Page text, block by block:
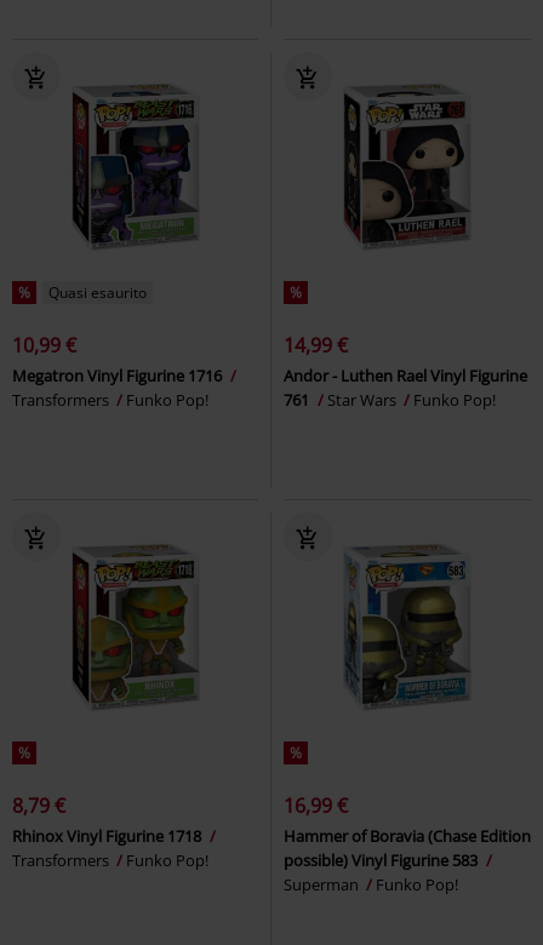
% Quasi esaurito
10,99 €
Megatron Vinyl Figurine 1716
Transformers
Funko Pop!
%
14,99 €
Andor - Luthen Rael Vinyl Figurine
761
Star Wars Funko Pop!
%
8,79 €
Rhinox Vinyl Figurine 1718
Transformers
Funko Pop!
%
16,99 €
Hammer of Boravia (Chase Edition
possible) Vinyl Figurine 583
Superman
Funko Pop!